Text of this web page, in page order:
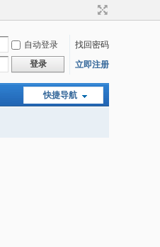
自动登录
找回密码
登录 立即注册
快捷导航